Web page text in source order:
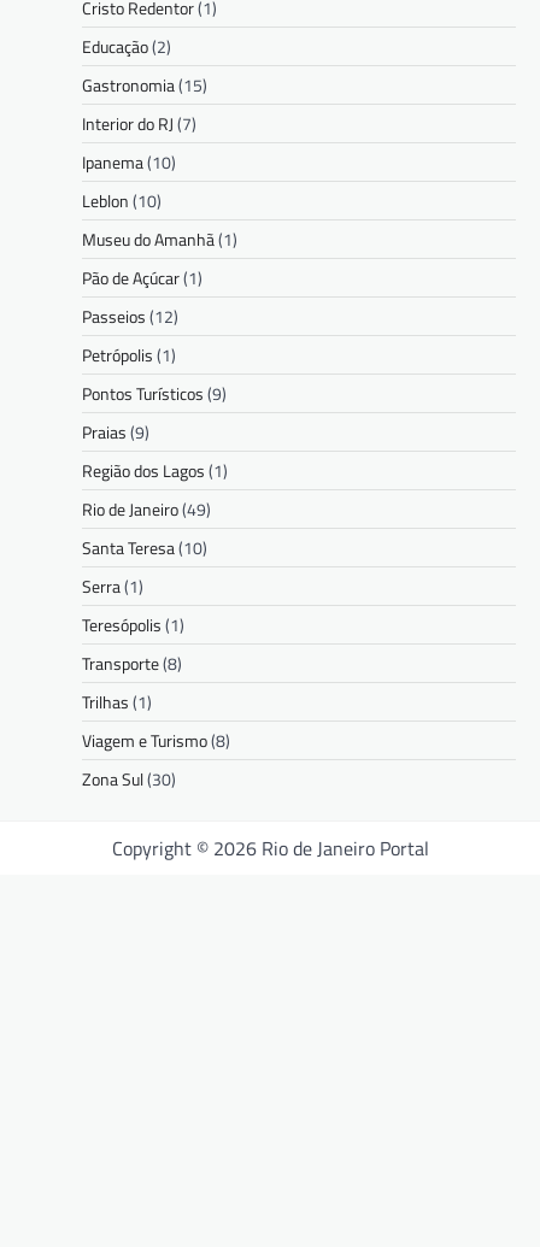
Cristo Redentor(1)
Educação(2)
Gastronomia(15)
Interior do RJ(7)
Ipanema(10)
Leblon(10)
Museu do Amanhã(1)
Pão de Açúcar(1)
Passeios(12)
Petrópolis(1)
Pontos Turísticos(9)
Praias(9)
Região dos Lagos(1)
Rio de Janeiro(49)
Santa Teresa(10)
Serra(1)
Teresópolis(1)
Transporte(8)
Trilhas(1)
Viagem e Turismo(8)
Zona Sul(30)
Copyright © 2026 Rio de Janeiro Portal